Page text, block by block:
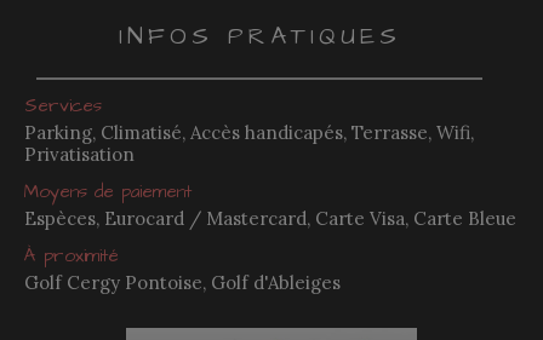
INFOS PRATIQUES
Services
Parking, Climatisé, Accès handicapés, Terrasse, Wifi,
Privatisation
Moyens de paiement
Espèces, Eurocard / Mastercard, Carte Visa, Carte Bleue
À proximité
Golf Cergy Pontoise, Golf d'Ableiges